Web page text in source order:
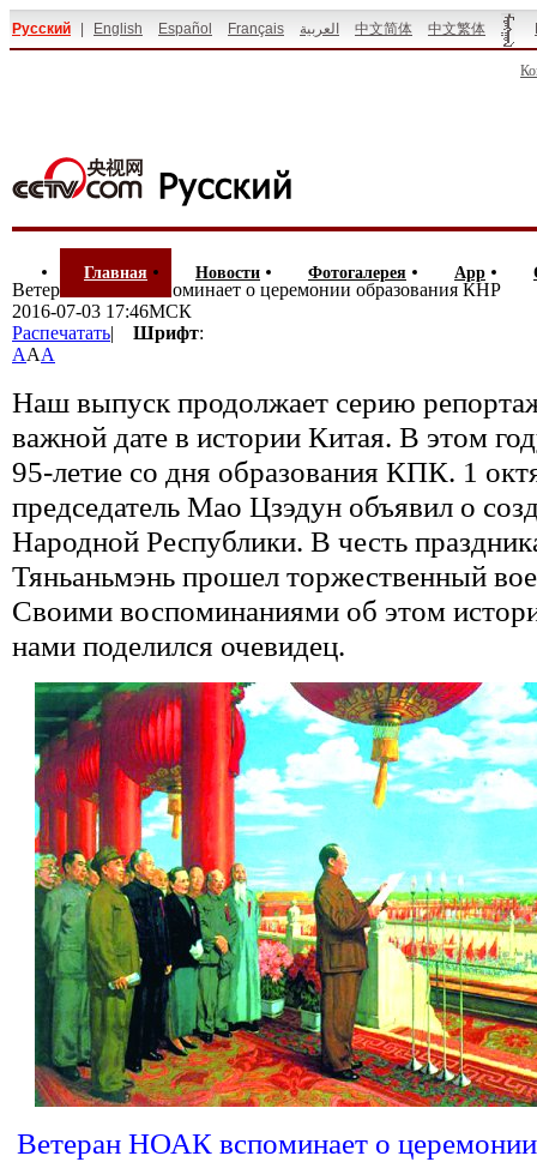
Русский English Español Français العربية 中文简体 中文繁体
Главная Новости Фотогалерея App
Ветеран НОАК вспоминает о церемонии образования КНР
2016-07-03 17:46МСК
Распечатать| Шрифт:
AAA
Наш выпуск продолжает серию
важной дате в истории Китая. В этом
95-летие со дня образования КПК. 1
председатель Мао Цзэдун объявил о
Народной Республики. В честь
Тяньаньмэнь прошел торжественный
Своими воспоминаниями об этом
нами поделился очевидец.
Ветеран НОАК вспоминает о